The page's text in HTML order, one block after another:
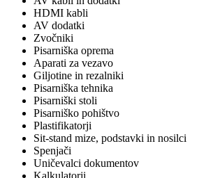
HDMI kabli
AV dodatki
Zvočniki
Pisarniška oprema
Aparati za vezavo
Giljotine in rezalniki
Pisarniška tehnika
Pisarniški stoli
Pisarniško pohištvo
Plastifikatorji
Sit-stand mize, podstavki in nosilci
Spenjači
Uničevalci dokumentov
Kalkulatorji